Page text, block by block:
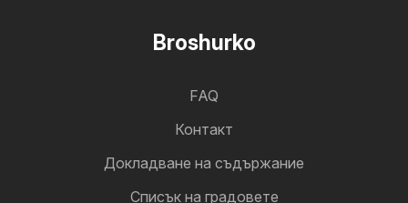
Broshurko
FAQ
Контакт
Докладване на съдържание
Cписък на градовете